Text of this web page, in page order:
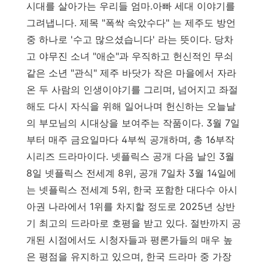
시대를 살아가는 우리들 엄마.아빠 세대 이야기를
그려냅니다. 제목 "폭싹 속았수다" 는 제주도 방언
중 하나로 '수고 많으셨습니다' 라는 뜻이다. 당차
고 야무진 소녀 "애순"과 우직하고 헌신적인 무쇠
같은 소년 "관식" 제주 바닷가 작은 마을에서 자라
온 두 사람의 인생이야기를 그리며, 넘어지고 좌절
해도 다시 자식을 위해 일어나며 헌신하는 오늘날
의 부모님의 시대상을 보여주는 작품이다. 3월 7일
부터 매주 금요일마다 4부씩 공개하며, 총 16부작
시리즈 드라마이다. 넷플릭스 공개 다음 날인 3월
8일 넷플릭스 전세계 8위, 공개 7일차 3월 14일에
는 넷플릭스 전세계 5위, 한국 포함한 대다수 아시
아권 나라에서 1위를 차지할 정도로 2025년 상반
기 최고의 드라마로 호평을 받고 있다. 절반까지 공
개된 시점에서도 시청자들과 평론가들의 매우 높
은 평점을 유지하고 있으며, 한국 드라마 중 가장